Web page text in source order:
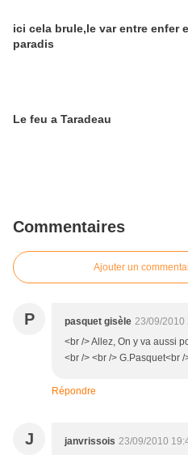
ici cela brule,le var entre enfer
paradis
Le feu a Taradeau
Commentaires
Ajouter un
P pasquet gisèle 23/09/2010
<br /> Allez, On y va aussi
<br /> <br /> G.Pasquet<br /
Répondre
J janvrissois 23/09/2010